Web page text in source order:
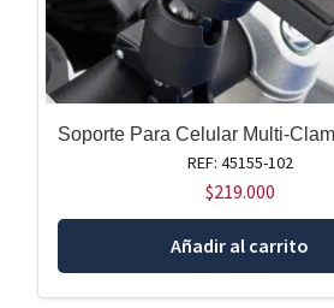
Soporte Para Celular Multi-
REF: 45155-102
$219.000
Añadir al carrito